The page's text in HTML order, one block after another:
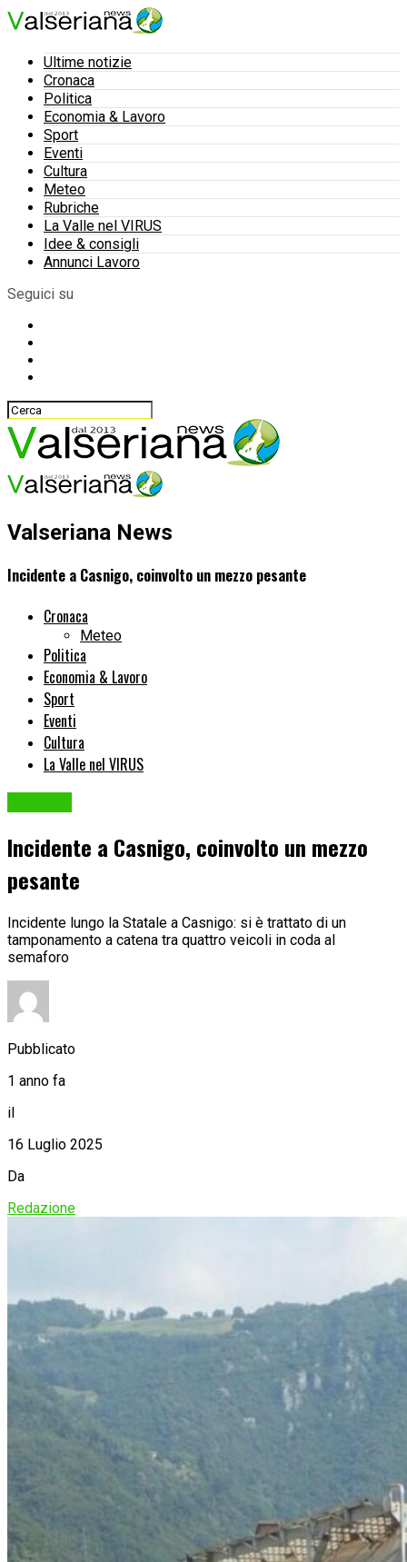
Ultime notizie
Cronaca
Politica
Economia & Lavoro
Sport
Eventi
Cultura
Meteo
Rubriche
La Valle nel VIRUS
Idee & consigli
Annunci Lavoro
Seguici su
Valseriana News
Incidente a Casnigo, coinvolto un mezzo pesante
Cronaca
Meteo
Politica
Economia & Lavoro
Sport
Eventi
Cultura
La Valle nel VIRUS
Incidente a Casnigo, coinvolto un mezzo
pesante
Incidente lungo la Statale a Casnigo: si è trattato di un
tamponamento a catena tra quattro veicoli in coda al
semaforo
Pubblicato
1 anno fa
il
16 Luglio 2025
Da
Redazione